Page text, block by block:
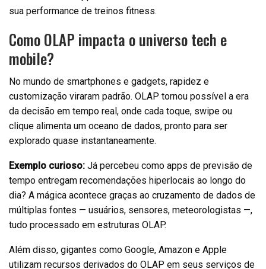
sua performance de treinos fitness.
Como OLAP impacta o universo tech e
mobile?
No mundo de smartphones e gadgets, rapidez e
customização viraram padrão. OLAP tornou possível a era
da decisão em tempo real, onde cada toque, swipe ou
clique alimenta um oceano de dados, pronto para ser
explorado quase instantaneamente.
Exemplo curioso: Já percebeu como apps de previsão de
tempo entregam recomendações hiperlocais ao longo do
dia? A mágica acontece graças ao cruzamento de dados de
múltiplas fontes — usuários, sensores, meteorologistas —,
tudo processado em estruturas OLAP.
Além disso, gigantes como Google, Amazon e Apple
utilizam recursos derivados do OLAP em seus serviços de